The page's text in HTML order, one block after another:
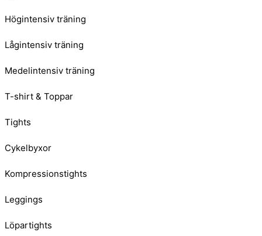
Högintensiv träning
Lågintensiv träning
Medelintensiv träning
T-shirt & Toppar
Tights
Cykelbyxor
Kompressionstights
Leggings
Löpartights